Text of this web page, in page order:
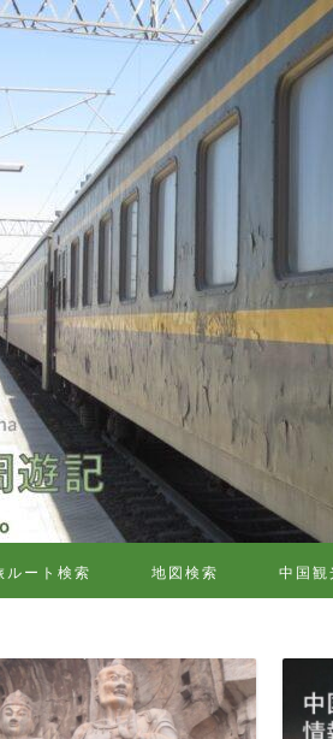
ルート検索 地図検索 中国観